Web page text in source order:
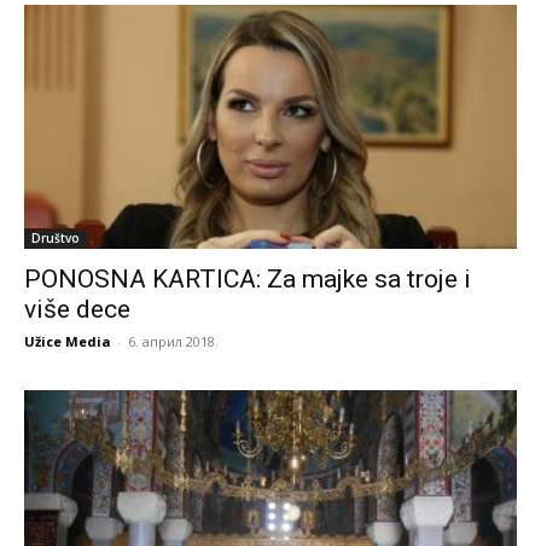
Društvo
PONOSNA KARTICA: Za majke sa troje i
više dece
Užice Media - 6. април 2018.